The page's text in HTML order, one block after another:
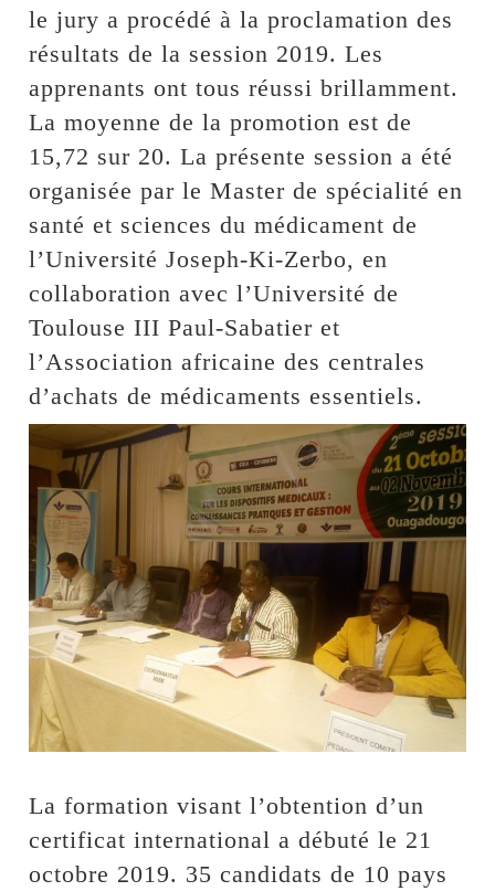
le jury a procédé à la proclamation des
résultats de la session 2019. Les
apprenants ont tous réussi brillamment.
La moyenne de la promotion est de
15,72 sur 20. La présente session a été
organisée par le Master de spécialité en
santé et sciences du médicament de
l’Université Joseph-Ki-Zerbo, en
collaboration avec l’Université de
Toulouse III Paul-Sabatier et
l’Association africaine des centrales
d’achats de médicaments essentiels.
La formation visant l’obtention d’un
certificat international a débuté le 21
octobre 2019. 35 candidats de 10 pays